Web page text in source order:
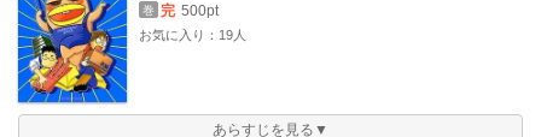
巻 完 500pt
お気に入り：19人
あらすじを見る▼